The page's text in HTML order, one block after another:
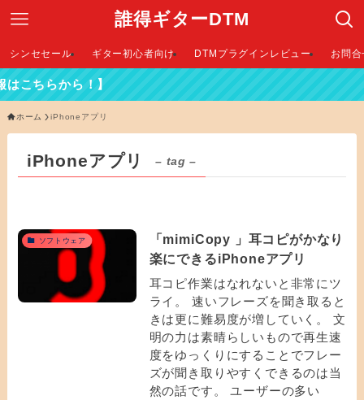
誰得ギターDTM
シンセセール ギター初心者向け DTMプラグインレビュー お問
ちらから！】
ホーム iPhoneアプリ
iPhoneアプリ – tag –
ソフトウェア
「mimiCopy 」耳コピがかなり
楽にできるiPhoneアプリ
耳コピ作業はなれないと非常にツ
ライ。 速いフレーズを聞き取ると
きは更に難易度が増していく。 文
明の力は素晴らしいもので再生速
度をゆっくりにすることでフレー
ズが聞き取りやすくできるのは当
然の話です。 ユーザーの多い